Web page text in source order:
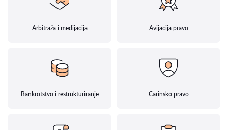
Arbitraža i medijacija Avijacija pravo
Bankrotstvo i restrukturiranje Carinsko pravo